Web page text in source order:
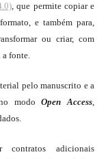
, que permite copiar e
e também para,
ou criar, com
a fonte.
pelo manuscrito e a
modoOpen Access,
contratos adicionais